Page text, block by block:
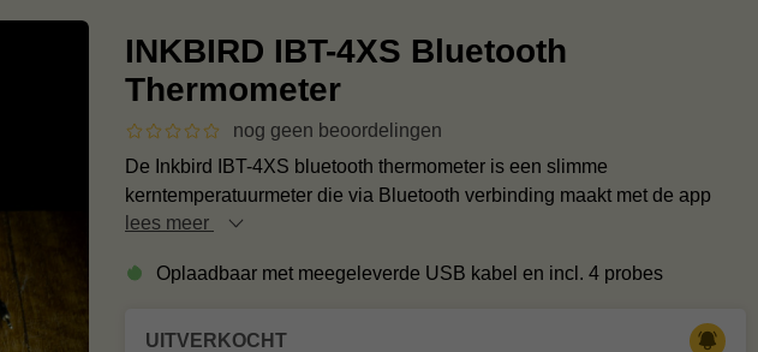
INKBIRD IBT-4XS Bluetooth
Thermometer
nog geen beoordelingen
De Inkbird IBT-4XS bluetooth thermometer is een slimme
kerntemperatuurmeter die via Bluetooth verbinding maakt met de app
lees meer
Oplaadbaar met meegeleverde USB kabel en incl. 4 probes
UITVERKOCHT